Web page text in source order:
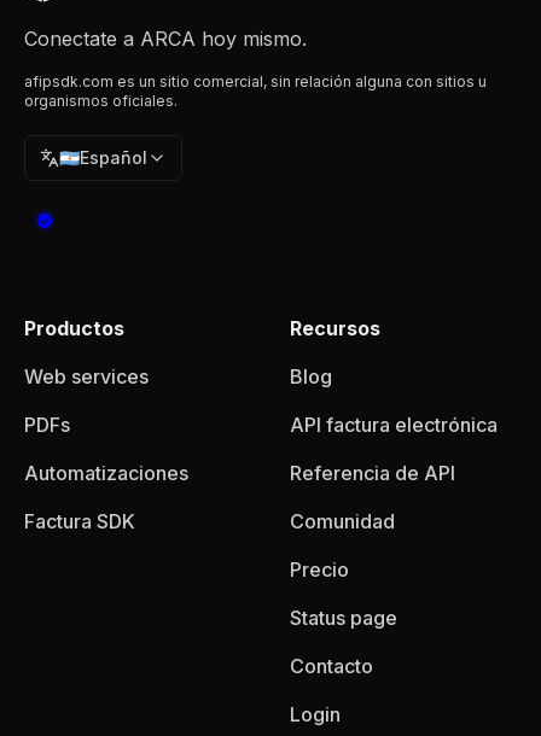
Conectate a ARCA hoy mismo.
afipsdk.com es un sitio comercial, sin relación alguna con sitios u
organismos oficiales.
🇦🇷Español
Productos
Web services
PDFs
Automatizaciones
Factura SDK
Recursos
Blog
API factura electrónica
Referencia de API
Comunidad
Precio
Status page
Contacto
Login